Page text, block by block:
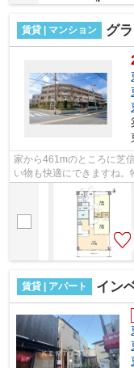
賃貸 | マンション グ
家から461mのところに芝
い物も快適にできますね。
よって経路を選べます。ゴ
賃貸 | アパート イン